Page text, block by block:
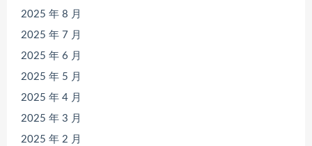
2025 年 8 月
2025 年 7 月
2025 年 6 月
2025 年 5 月
2025 年 4 月
2025 年 3 月
2025 年 2 月